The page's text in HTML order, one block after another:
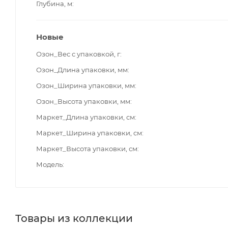
Глубина, м
Новые
Озон_Вес с упаковкой, г
Озон_Длина упаковки, мм
Озон_Ширина упаковки, мм
Озон_Высота упаковки, мм
Маркет_Длина упаковки, см
Маркет_Ширина упаковки, см
Маркет_Высота упаковки, см
Модель
Товары из коллекции